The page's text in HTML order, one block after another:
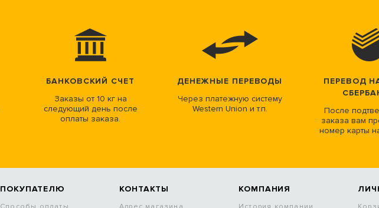
БАНКОВСКИЙ СЧЕТ
Заказы от 10 кг на
следующий день после
оплаты заказа.
ДЕНЕЖНЫЕ ПЕРЕВОДЫ
Через платежную систему
Western Union и т.п.
ПЕРЕВОД
После
заказа вам
номер карты
ПОКУПАТЕЛЮ КОНТАКТЫ КОМПАНИЯ